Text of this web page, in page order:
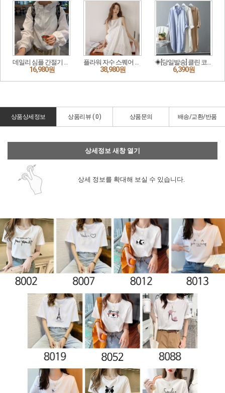
상품상세정보 상품리뷰 (0) 상품문의 배송/교환/반품
상세정보 새창 열기
상세 정보를 확대해 보실 수 있습니다.